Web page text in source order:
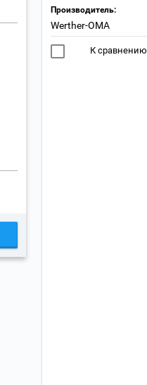
Производитель:
Werther-OMA
К сравнению